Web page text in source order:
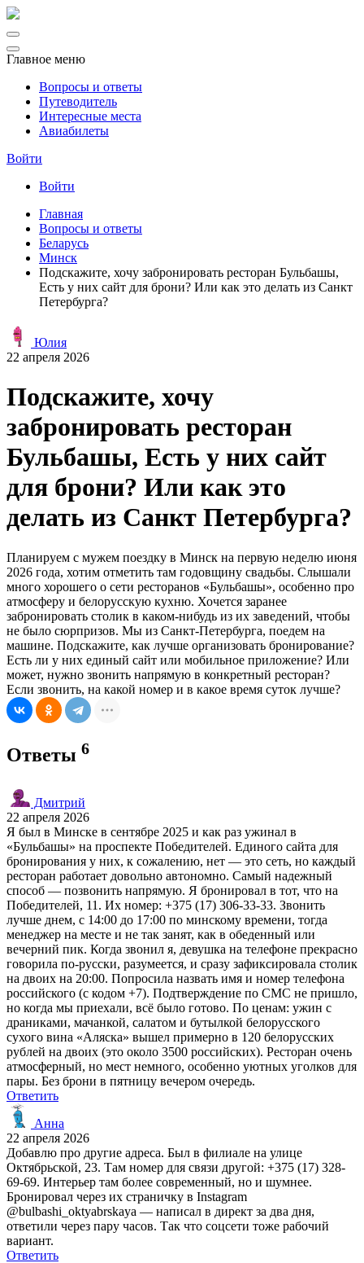
Главное меню
Вопросы и ответы
Путеводитель
Интересные места
Авиабилеты
Войти
Войти
Главная
Вопросы и ответы
Беларусь
Минск
Подскажите, хочу забронировать ресторан Бульбашы,
Есть у них сайт для брони? Или как это делать из Санкт
Петербурга?
Юлия
22 апреля 2026
Подскажите, хочу
забронировать ресторан
Бульбашы, Есть у них сайт
для брони? Или как это
делать из Санкт Петербурга?
Планируем с мужем поездку в Минск на первую неделю июня
2026 года, хотим отметить там годовщину свадьбы. Слышали
много хорошего о сети ресторанов «Бульбашы», особенно про
атмосферу и белорусскую кухню. Хочется заранее
забронировать столик в каком-нибудь из их заведений, чтобы
не было сюрпризов. Мы из Санкт-Петербурга, поедем на
машине. Подскажите, как лучше организовать бронирование?
Есть ли у них единый сайт или мобильное приложение? Или
может, нужно звонить напрямую в конкретный ресторан?
Если звонить, на какой номер и в какое время суток лучше?
Ответы 6
Дмитрий
22 апреля 2026
Я был в Минске в сентябре 2025 и как раз ужинал в
«Бульбашы» на проспекте Победителей. Единого сайта для
бронирования у них, к сожалению, нет — это сеть, но каждый
ресторан работает довольно автономно. Самый надежный
способ — позвонить напрямую. Я бронировал в тот, что на
Победителей, 11. Их номер: +375 (17) 306-33-33. Звонить
лучше днем, с 14:00 до 17:00 по минскому времени, тогда
менеджер на месте и не так занят, как в обеденный или
вечерний пик. Когда звонил я, девушка на телефоне прекрасно
говорила по-русски, разумеется, и сразу зафиксировала столик
на двоих на 20:00. Попросила назвать имя и номер телефона
российского (с кодом +7). Подтверждение по СМС не пришло,
но когда мы приехали, всё было готово. По ценам: ужин с
драниками, мачанкой, салатом и бутылкой белорусского
сухого вина «Аляска» вышел примерно в 120 белорусских
рублей на двоих (это около 3500 российских). Ресторан очень
атмосферный, но мест немного, особенно уютных уголков для
пары. Без брони в пятницу вечером очередь.
Ответить
Анна
22 апреля 2026
Добавлю про другие адреса. Был в филиале на улице
Октябрьской, 23. Там номер для связи другой: +375 (17) 328-
69-69. Интерьер там более современный, но и шумнее.
Бронировал через их страничку в Instagram
@bulbashi_oktyabrskaya — написал в директ за два дня,
ответили через пару часов. Так что соцсети тоже рабочий
вариант.
Ответить